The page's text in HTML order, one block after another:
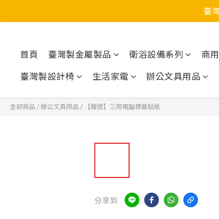
臺
首頁 臺灣製金屬製品 衛浴設備系列
商
臺灣製設計椅
生活家電 辦公文具用品
全部商品 /辦公文具用品 / 【龍德】三用電腦標籤貼紙
分享到